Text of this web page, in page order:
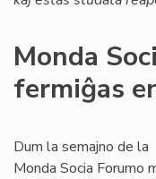
Monda
fermiĝas
Dum la semajno de la
Monda Socia Forumo